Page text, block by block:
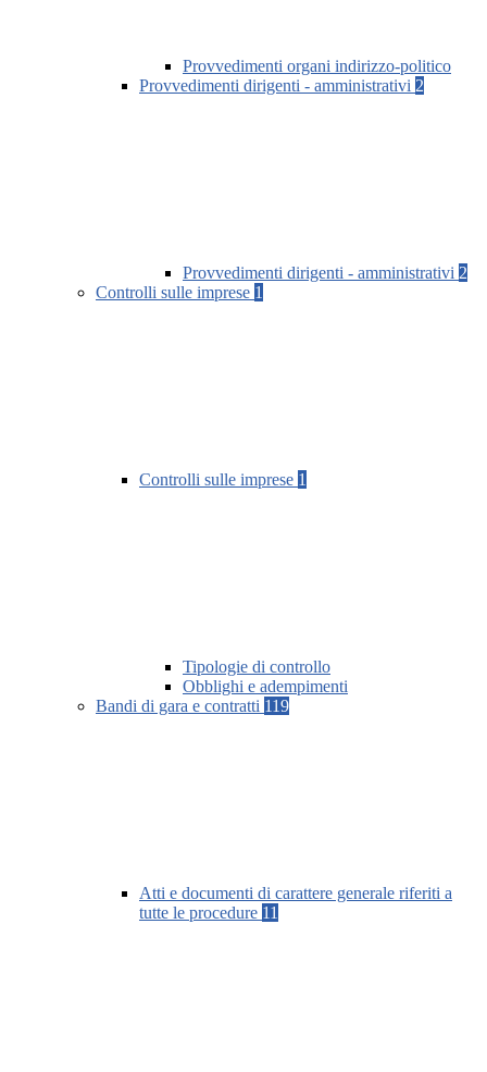
Provvedimenti organi indirizzo-politico
Provvedimenti dirigenti - amministrativi 2
Provvedimenti dirigenti - amministrativi 2
Controlli sulle imprese 1
Controlli sulle imprese 1
Tipologie di controllo
Obblighi e adempimenti
Bandi di gara e contratti 119
Atti e documenti di carattere generale riferiti a
tutte le procedure 11